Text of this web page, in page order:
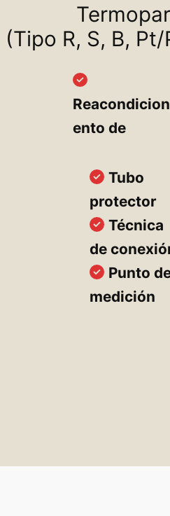
(Tipo R, S, B,
ento de
Tubo
protector
Técnica
de
Punto
medición